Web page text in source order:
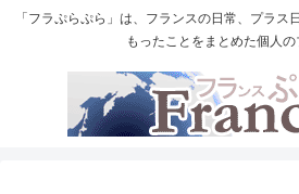
「フラぷらぷら」は、フランスの日常、プラス
もったことをまとめた個人